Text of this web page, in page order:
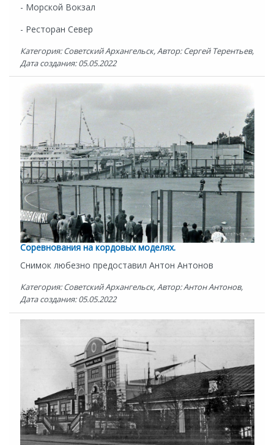
- Морской Вокзал
- Ресторан Север
Категория: Советский Архангельск, Автор: Сергей Терентьев,
Дата создания: 05.05.2022
Соревнования на кордовых моделях.
Снимок любезно предоставил Антон Антонов
Категория: Советский Архангельск, Автор: Антон Антонов,
Дата создания: 05.05.2022